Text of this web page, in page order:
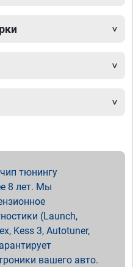
тюнингу
8 лет. Мы
(Launch,
Kess 3, Autotuner,
вашего авто.